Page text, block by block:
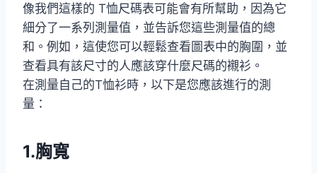
像我們這樣的 T恤尺碼表可能會有所幫助，因為它
細分了一系列測量值，並告訴您這些測量值的總
和。例如，這使您可以輕鬆查看圖表中的胸圍，並
查看具有該尺寸的人應該穿什麼尺碼的襯衫。
在測量自己的T恤衫時，以下是您應該進行的測
量：
1.胸寬